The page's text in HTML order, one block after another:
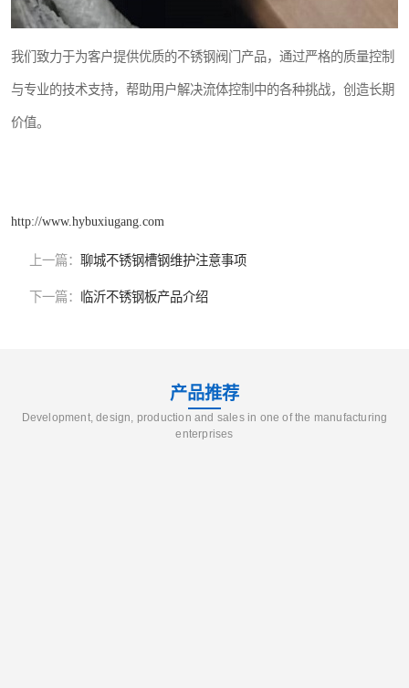
我们致力于为客户提供优质的不锈钢阀门产品，通过严格的质量控制
与专业的技术支持，帮助用户解决流体控制中的各种挑战，创造长期
价值。
http://www.hybuxiugang.com
上一篇： 聊城不锈钢槽钢维护注意事项
下一篇： 临沂不锈钢板产品介绍
产品推荐
Development, design, production and sales in one of the manufacturing
enterprises